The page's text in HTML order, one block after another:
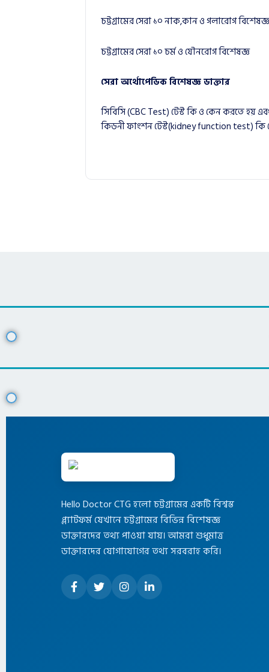
চট্টগ্রামের সেরা ১০ নাক,কান ও গলারোগ বিশেষজ্ঞ
চট্টগ্রামের সেরা ১০ চর্ম ও যৌনরোগ বিশেষজ্ঞ
সেরা অর্থোপেডিক বিশেষজ্ঞ ডাক্তার
সিবিসি (CBC Test) টেস্ট কি ও কেন করতে হয়
কিডনী ফাংশন টেস্ট(kidney function test) কি
Hello Doctor CTG হলো চট্টগ্রামের একটি বিশ্বস্ত
প্ল্যাটফর্ম যেখানে চট্টগ্রামের বিভিন্ন বিশেষজ্ঞ
ডাক্তারদের তথ্য পাওয়া যায়। আমরা শুধুমাত্র
ডাক্তারদের যোগাযোগের তথ্য সরবরাহ করি।